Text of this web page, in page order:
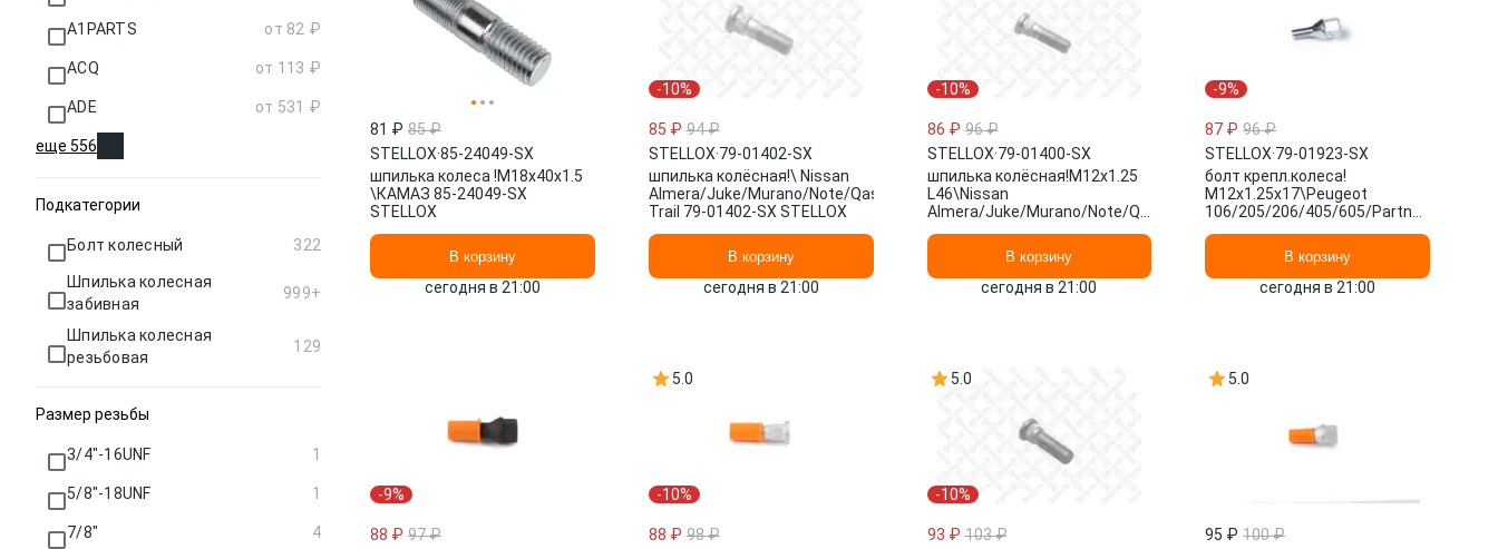
A1PARTS от 82 ₽
ACQ от 113 ₽
ADE от 531 ₽
еще 556
Подкатегории
Болт колесный 322
Шпилька колесная
забивная
999+
Шпилька колесная
резьбовая
129
Размер резьбы
3/4"-16UNF 1
5/8"-18UNF 1
7/8" 4
81 ₽ 85 ₽
STELLOX·85-24049-SX
шпилька колеса !М18х40х1.5
\КАМАЗ 85-24049-SX
STELLOX
В корзину
сегодня в 21:00
-10%
85 ₽ 94 ₽
STELLOX·79-01402-SX
шпилька колёсная!\ Nissan
Almera/Juke/Murano/Note/Qashqai/Tiida/Teana/X-
Trail 79-01402-SX STELLOX
В корзину
сегодня в 21:00
-10%
86 ₽ 96 ₽
STELLOX·79-01400-SX
шпилька колёсная!M12x1.25
L46\Nissan
Almera/Juke/Murano/Note/Qashqai/Tiida/Teana/X-
В корзину
сегодня в 21:00
-9%
87 ₽ 96 ₽
STELLOX·79-01923-SX
болт крепл.колеса!
M12x1.25x17\Peugeot
106/205/206/405/605/Partner,Citroen
STELLOX
В корзину
сегодня в 21:00
-9%
88 ₽ 97 ₽
5.0
-10%
88 ₽ 98 ₽
5.0
-10%
93 ₽ 103 ₽
5.0
95 ₽ 100 ₽